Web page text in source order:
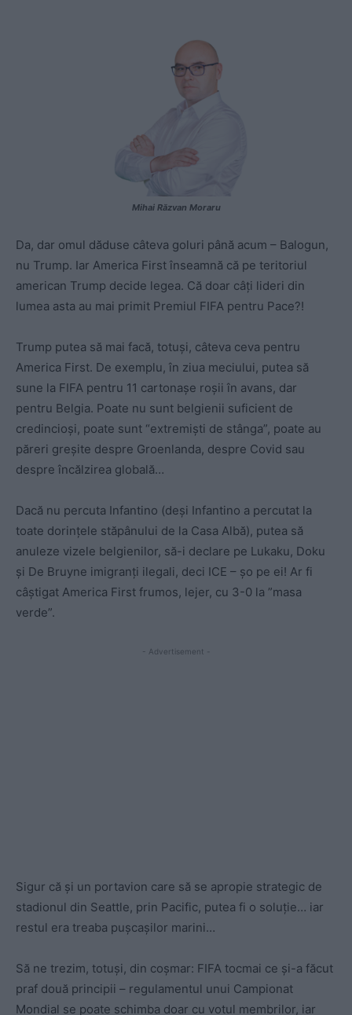
Mihai Răzvan Moraru
Da, dar omul dăduse câteva goluri până acum – Balogun,
nu Trump. Iar America First înseamnă că pe teritoriul
american Trump decide legea. Că doar câți lideri din
lumea asta au mai primit Premiul FIFA pentru Pace?!
Trump putea să mai facă, totuși, câteva ceva pentru
America First. De exemplu, în ziua meciului, putea să
sune la FIFA pentru 11 cartonașe roșii în avans, dar
pentru Belgia. Poate nu sunt belgienii suficient de
credincioși, poate sunt “extremiști de stânga”, poate au
păreri greșite despre Groenlanda, despre Covid sau
despre încălzirea globală…
Dacă nu percuta Infantino (deși Infantino a percutat la
toate dorințele stăpânului de la Casa Albă), putea să
anuleze vizele belgienilor, să-i declare pe Lukaku, Doku
și De Bruyne imigranți ilegali, deci ICE – șo pe ei! Ar fi
câștigat America First frumos, lejer, cu 3-0 la ”masa
verde”.
- Advertisement -
Sigur că și un portavion care să se apropie strategic de
stadionul din Seattle, prin Pacific, putea fi o soluție… iar
restul era treaba pușcașilor marini…
Să ne trezim, totuși, din coșmar: FIFA tocmai ce și-a făcut
praf două principii – regulamentul unui Campionat
Mondial se poate schimba doar cu votul membrilor, iar